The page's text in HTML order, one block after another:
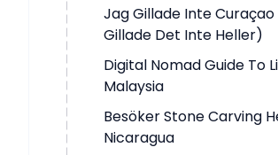
Jag Gillade Inte
Gillade Det Inte Heller)
Digital Nomad Guide To
Malaysia
Besöker Stone Carving
Nicaragua